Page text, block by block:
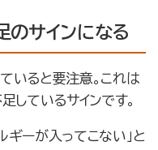
サインになる
いると要注意。これは
しているサインです。
ギーが入ってこない」と